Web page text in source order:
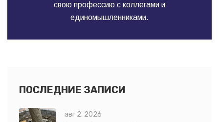
свою профессию с коллегами и
единомышленниками.
ПОСЛЕДНИЕ ЗАПИСИ
авг 2, 2026